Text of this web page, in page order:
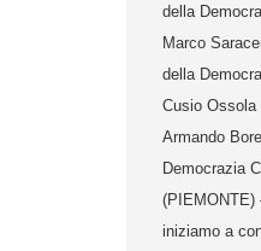
della
Marco
della
Cusio Ossola
Armando
Democrazia
(PIEMONTE)
iniziamo a